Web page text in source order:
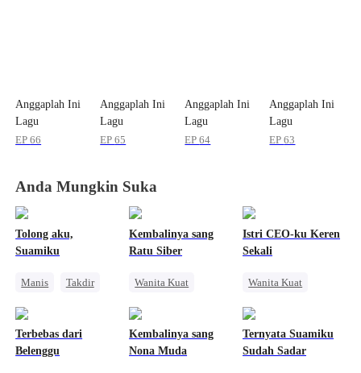
Anggaplah Ini
Lagu
Perpisahan Kita
EP66
Anggaplah Ini
Lagu
Perpisahan Kita
EP65
Anggaplah Ini
Lagu
Perpisahan Kita
EP64
Anggaplah Ini
Lagu
Perpisahan Kita
EP63
Anda Mungkin Suka
Tolong aku,
Suamiku
Manis
Takdir
Kembalinya sang
Ratu Siber
Wanita Kuat
Penyesalan
Istri CEO-ku Keren
Sekali
Wanita Kuat
Pahlawan Kembali
Terbebas dari
Belenggu
Kembalinya sang
Nona Muda
Ternyata Suamiku
Sudah Sadar